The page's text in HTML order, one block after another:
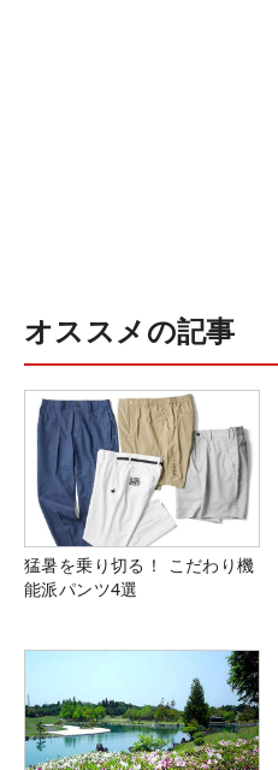
オススメの記事
猛暑を乗り切る！ こだわり機
能派パンツ4選